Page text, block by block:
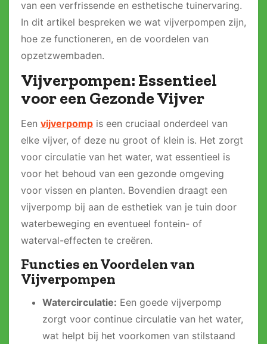
van een verfrissende en esthetische tuinervaring.
In dit artikel bespreken we wat vijverpompen zijn,
hoe ze functioneren, en de voordelen van
opzetzwembaden.
Vijverpompen: Essentieel
voor een Gezonde Vijver
Een vijverpomp is een cruciaal onderdeel van
elke vijver, of deze nu groot of klein is. Het zorgt
voor circulatie van het water, wat essentieel is
voor het behoud van een gezonde omgeving
voor vissen en planten. Bovendien draagt een
vijverpomp bij aan de esthetiek van je tuin door
waterbeweging en eventueel fontein- of
waterval-effecten te creëren.
Functies en Voordelen van
Vijverpompen
Watercirculatie: Een goede vijverpomp
zorgt voor continue circulatie van het water,
wat helpt bij het voorkomen van stilstaand